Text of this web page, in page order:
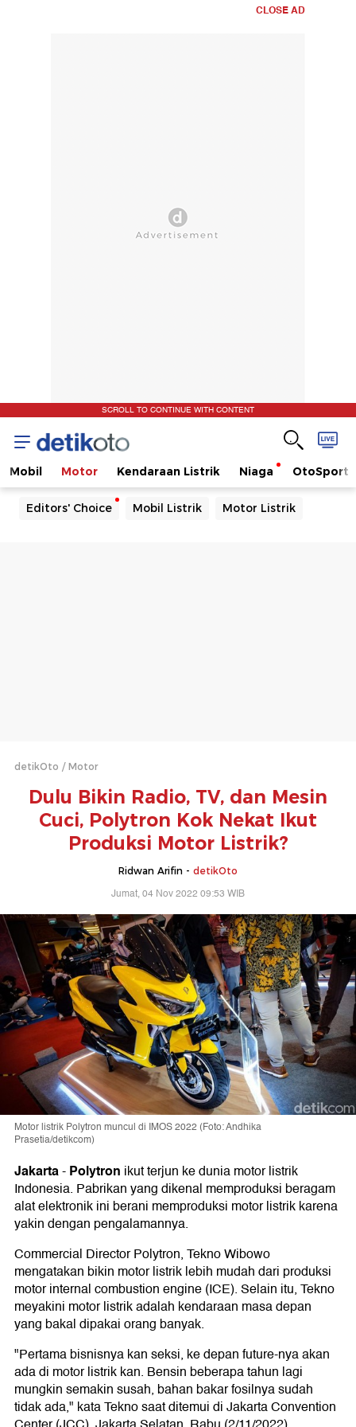
CLOSE AD
SCROLL TO CONTINUE WITH CONTENT
Mobil Motor Kendaraan Listrik Niaga OtoSport
Editors' Choice Mobil Listrik Motor Listrik
detikOto Motor
Dulu Bikin Radio, TV, dan Mesin
Cuci, Polytron Kok Nekat Ikut
Produksi Motor Listrik?
Ridwan Arifin - detikOto
Jumat, 04 Nov 2022 09:53 WIB
Motor listrik Polytron muncul di IMOS 2022 (Foto: Andhika
Prasetia/detikcom)
Jakarta-Polytron ikut terjun ke dunia motor listrik
Indonesia. Pabrikan yang dikenal memproduksi beragam
alat elektronik ini berani memproduksi motor listrik karena
yakin dengan pengalamannya.
Commercial Director Polytron, Tekno Wibowo
mengatakan bikin motor listrik lebih mudah dari produksi
motor internal combustion engine (ICE). Selain itu, Tekno
meyakini motor listrik adalah kendaraan masa depan
yang bakal dipakai orang banyak.
"Pertama bisnisnya kan seksi, ke depan future-nya akan
ada di motor listrik kan. Bensin beberapa tahun lagi
mungkin semakin susah, bahan bakar fosilnya sudah
tidak ada," kata Tekno saat ditemui di Jakarta Convention